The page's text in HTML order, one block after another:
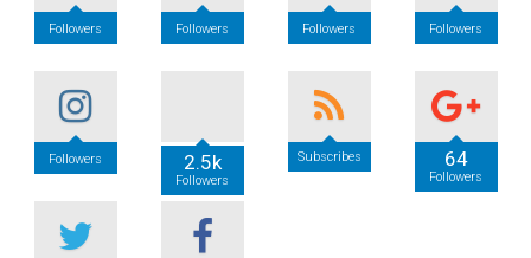
Followers Followers Followers Followers
Followers 2.5k
Followers
Subscribes 64
Followers